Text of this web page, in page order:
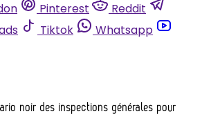
Pinterest
Reddit
Tiktok
Whatsapp
noir des inspections générales pour